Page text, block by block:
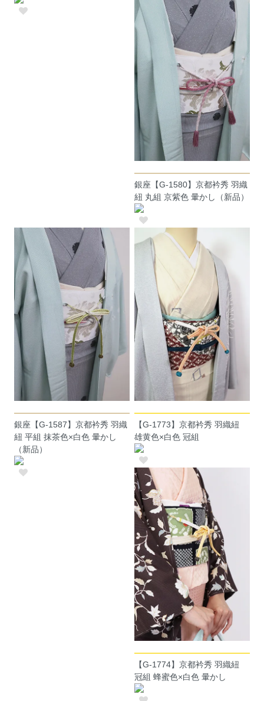
銀座【G-1580】京都衿秀 羽織
紐 丸組 京紫色 暈かし（新品）
銀座【G-1587】京都衿秀 羽織
紐 平組 抹茶色×白色 暈かし
（新品）
【G-1773】京都衿秀 羽織紐
雄黄色×白色 冠組
【G-1774】京都衿秀 羽織紐
冠組 蜂蜜色×白色 暈かし